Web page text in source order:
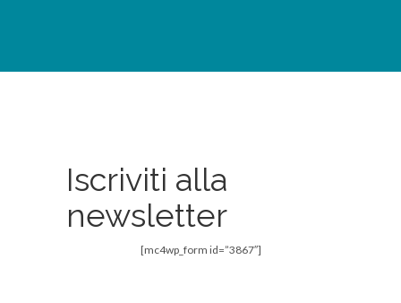
Iscriviti alla
newsletter
[mc4wp_form id=”3867″]